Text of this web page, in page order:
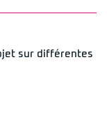
sur différentes